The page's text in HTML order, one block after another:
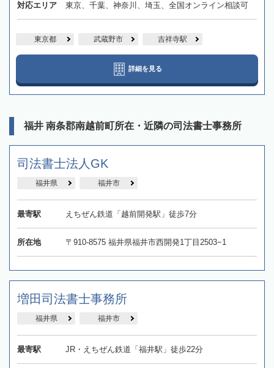
対応エリア 東京、千葉、神奈川、埼玉、全国オンライン相談可
東京都 武蔵野市 吉祥寺駅
詳細を見る
福井 南条郡南越前町所在・近隣の司法書士事務所
司法書士法人GK
福井県 福井市
最寄駅 えちぜん鉄道「越前開発駅」徒歩7分
所在地 〒910-8575 福井県福井市西開発1丁目2503−1
増田司法書士事務所
福井県 福井市
最寄駅 JR・えちぜん鉄道「福井駅」徒歩22分